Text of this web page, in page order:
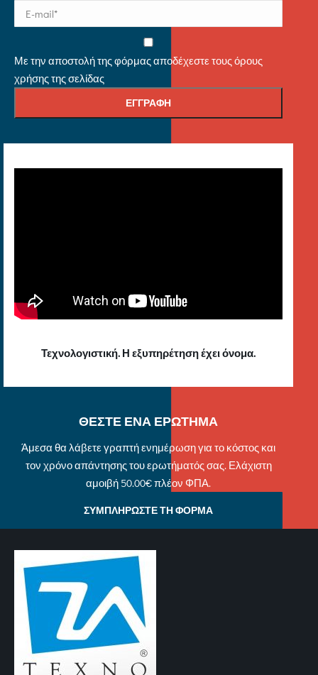
Με την αποστολή της φόρμας αποδέχεστε τους όρους
χρήσης της σελίδας
Τεχνολογιστική. Η εξυπηρέτηση έχει όνομα.
ΘΕΣΤΕ ΕΝΑ ΕΡΩΤΗΜΑ
Άμεσα θα λάβετε γραπτή ενημέρωση για το κόστος και
τον χρόνο απάντησης του ερωτήματός σας. Ελάχιστη
αμοιβή 50.00€ πλέον ΦΠΑ.
ΣΥΜΠΛΗΡΩΣΤΕ ΤΗ ΦΟΡΜΑ